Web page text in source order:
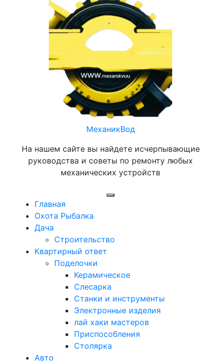
содержимому
МеханикВод
На нашем сайте вы найдете исчерпывающие
руководства и советы по ремонту любых
механических устройств
Главная
Охота Рыбалка
Дача
Строительство
Квартирный ответ
Поделочки
Керамическое
Слесарка
Станки и инструменты
Электронные изделия
лай хаки мастеров
Приспособления
Столярка
Авто